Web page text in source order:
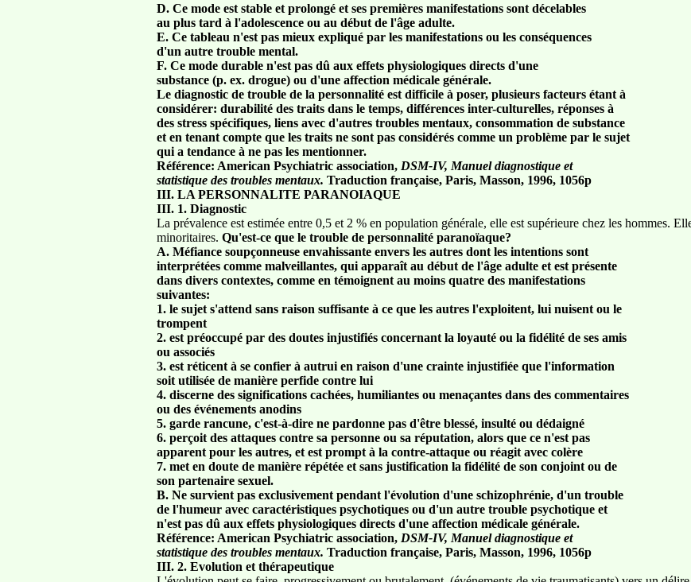
D. Ce mode est stable et prolongé et ses premières manifestations sont décelables
au plus tard à l'adolescence ou au début de l'âge adulte.
E. Ce tableau n'est pas mieux expliqué par les manifestations ou les conséquences
d'un autre trouble mental.
F. Ce mode durable n'est pas dû aux effets physiologiques directs d'une
substance (p. ex. drogue) ou d'une affection médicale générale.
Le diagnostic de trouble de la personnalité est difficile à poser, plusieurs facteurs étant à
considérer: durabilité des traits dans le temps, différences inter-culturelles, réponses à
des stress spécifiques, liens avec d'autres troubles mentaux, consommation de substance
et en tenant compte que les traits ne sont pas considérés comme un problème par le sujet
qui a tendance à ne pas les mentionner.
Référence: American Psychiatric association, DSM-IV, Manuel diagnostique et
statistique des troubles mentaux. Traduction française, Paris, Masson, 1996, 1056p
III. LA PERSONNALITE PARANOIAQUE
III. 1. Diagnostic
La prévalence est estimée entre 0,5 et 2 % en population générale, elle est supérieure chez les hommes.
minoritaires. Qu'est-ce que le trouble de personnalité paranoïaque?
A. Méfiance soupçonneuse envahissante envers les autres dont les intentions sont
interprétées comme malveillantes, qui apparaît au début de l'âge adulte et est présente
dans divers contextes, comme en témoignent au moins quatre des manifestations
suivantes:
1. le sujet s'attend sans raison suffisante à ce que les autres l'exploitent, lui nuisent ou le
trompent
2. est préoccupé par des doutes injustifiés concernant la loyauté ou la fidélité de ses amis
ou associés
3. est réticent à se confier à autrui en raison d'une crainte injustifiée que l'information
soit utilisée de manière perfide contre lui
4. discerne des significations cachées, humiliantes ou menaçantes dans des commentaires
ou des événements anodins
5. garde rancune, c'est-à-dire ne pardonne pas d'être blessé, insulté ou dédaigné
6. perçoit des attaques contre sa personne ou sa réputation, alors que ce n'est pas
apparent pour les autres, et est prompt à la contre-attaque ou réagit avec colère
7. met en doute de manière répétée et sans justification la fidélité de son conjoint ou de
son partenaire sexuel.
B. Ne survient pas exclusivement pendant l'évolution d'une schizophrénie, d'un trouble
de l'humeur avec caractéristiques psychotiques ou d'un autre trouble psychotique et
n'est pas dû aux effets physiologiques directs d'une affection médicale générale.
Référence: American Psychiatric association, DSM-IV, Manuel diagnostique et
statistique des troubles mentaux. Traduction française, Paris, Masson, 1996, 1056p
III. 2. Evolution et thérapeutique